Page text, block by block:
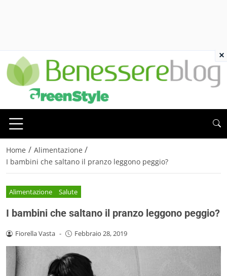
Home / Alimentazione /
I bambini che saltano il pranzo leggono peggio?
Alimentazione Salute
I bambini che saltano il pranzo leggono peggio?
Fiorella Vasta - Febbraio 28, 2019
×